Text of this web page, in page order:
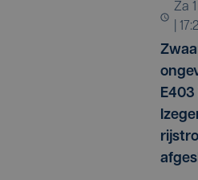
za 1 augustus
|
E403